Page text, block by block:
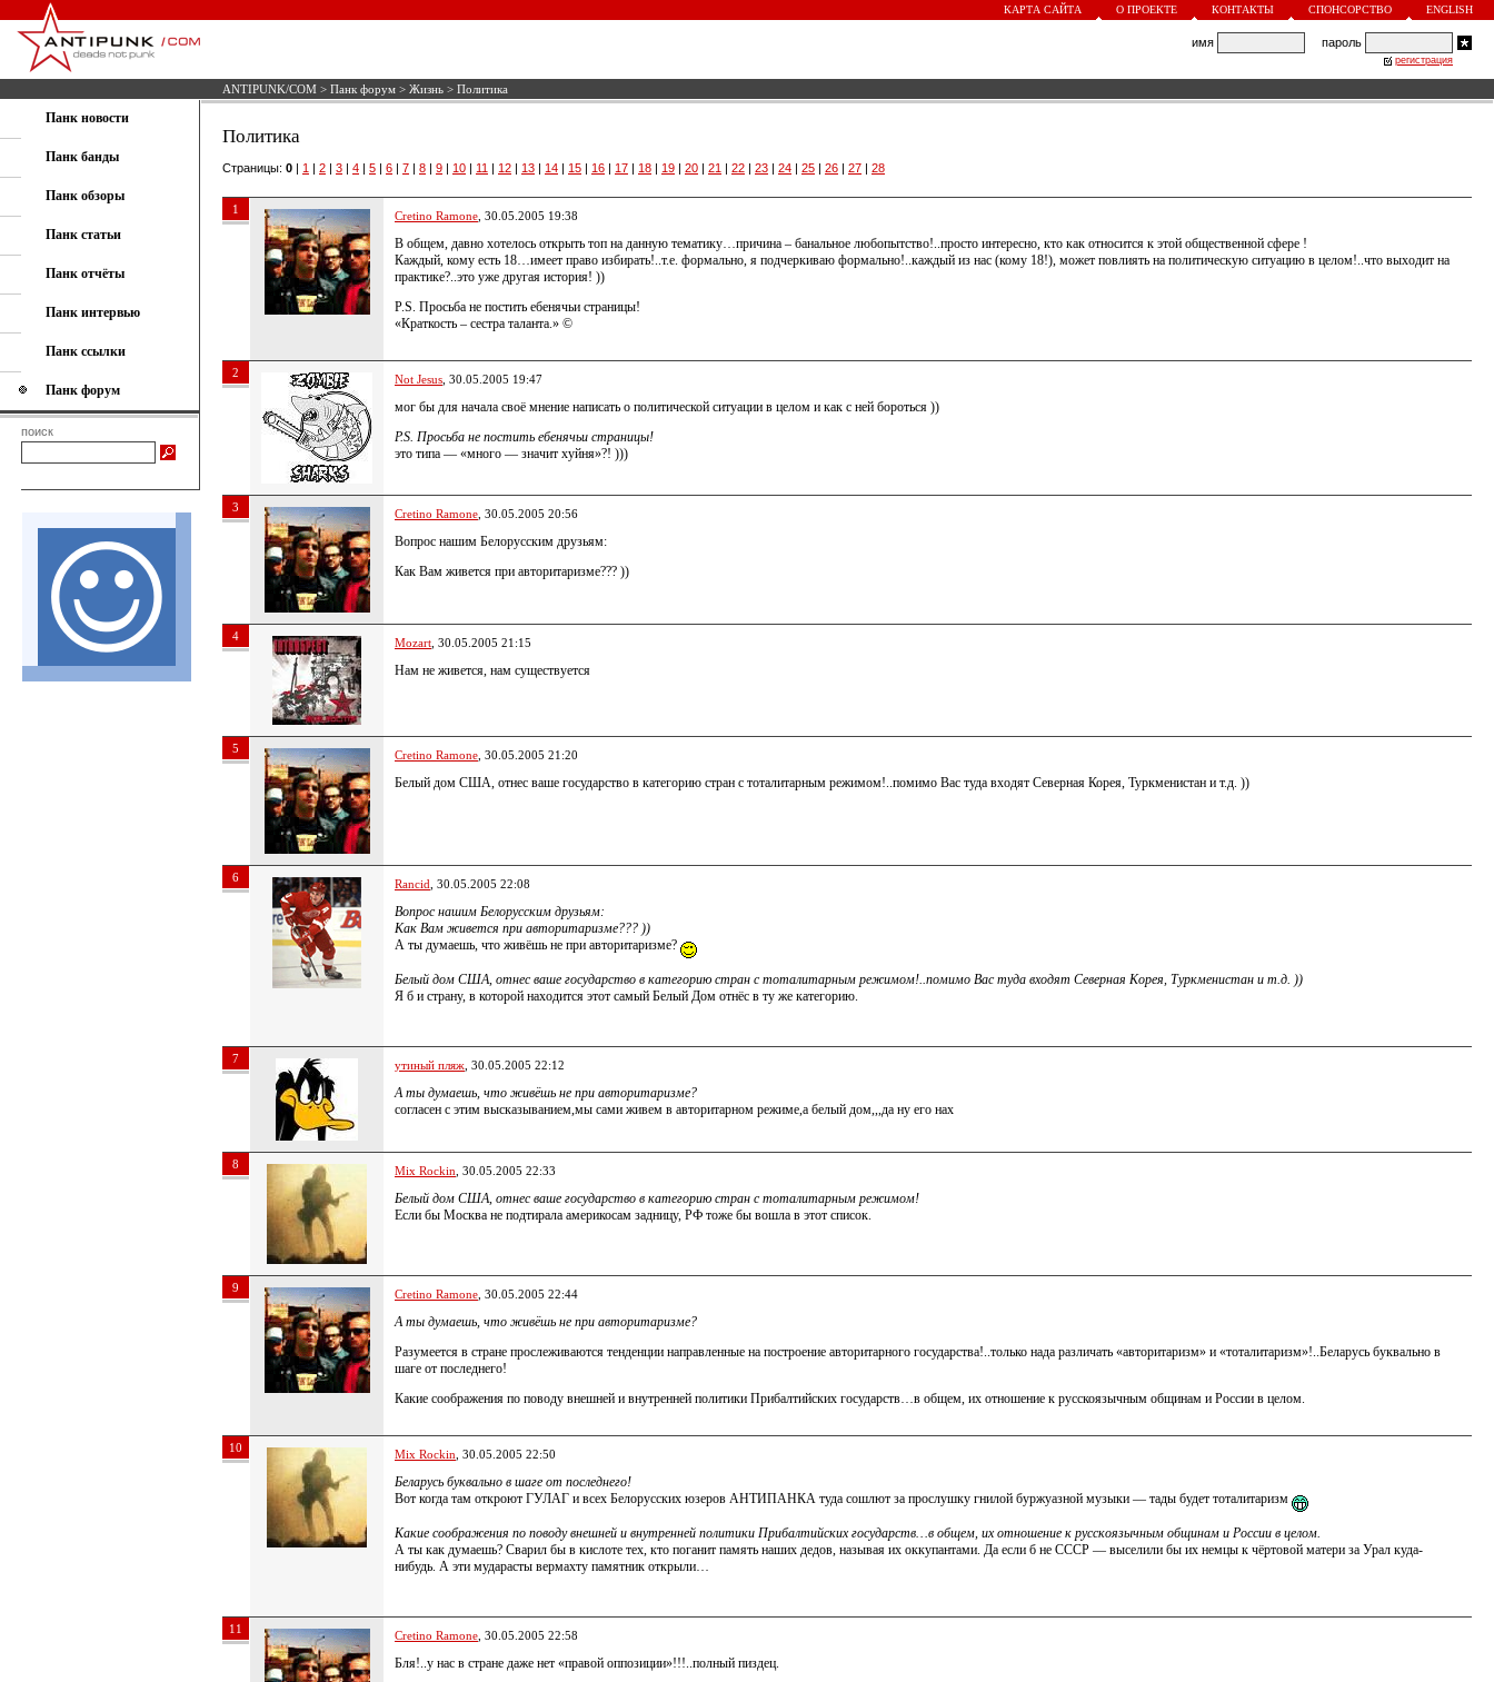
КАРТА САЙТА О ПРОЕКТЕ КОНТАКТЫ СПОНСОРСТВО ENGLISH
имя пароль
регистрация
ANTIPUNK/COM > Панк форум > Жизнь > Политика
Панк новости
Панк банды
Панк обзоры
Панк статьи
Панк отчёты
Панк интервью
Панк ссылки
Панк форум
поиск
Политика
Страницы: 0 | 1 | 2 | 3 | 4 | 5 | 6 | 7 | 8 | 9 | 10 | 11 | 12 | 13 | 14 | 15 | 16 | 17 | 18 | 19 | 20 | 21 | 22 | 23 | 24 | 25 | 26 | 27 | 28
1 Cretino Ramone , 30.05.2005 19:38
В общем, давно хотелось открыть топ на данную тематику…причина – банальное любопытство!..просто интересно, кто как относится к этой общественной сфере !
Каждый, кому есть 18…имеет право избирать!..т.е. формально, я подчеркиваю формально!..каждый из нас (кому 18!), может повлиять на политическую ситуацию в целом!..что выходит на
практике?..это уже другая история! ))
P.S. Просьба не постить ебенячьи страницы!
«Краткость – сестра таланта.» ©
2 Not Jesus , 30.05.2005 19:47
мог бы для начала своё мнение написать о политической ситуации в целом и как с ней бороться ))
P.S. Просьба не постить ебенячьи страницы!
это типа — «много — значит хуйня»?! )))
3 Cretino Ramone , 30.05.2005 20:56
Вопрос нашим Белорусским друзьям:
Как Вам живется при авторитаризме??? ))
4 Mozart , 30.05.2005 21:15
Нам не живется, нам существуется
5 Cretino Ramone , 30.05.2005 21:20
Белый дом США, отнес ваше государство в категорию стран с тоталитарным режимом!..помимо Вас туда входят Северная Корея, Туркменистан и т.д. ))
6 Rancid , 30.05.2005 22:08
Вопрос нашим Белорусским друзьям:
Как Вам живется при авторитаризме??? ))
А ты думаешь, что живёшь не при авторитаризме?
Белый дом США, отнес ваше государство в категорию стран с тоталитарным режимом!..помимо Вас туда входят Северная Корея, Туркменистан и т.д. ))
Я б и страну, в которой находится этот самый Белый Дом отнёс в ту же категорию.
7 утиный пляж , 30.05.2005 22:12
А ты думаешь, что живёшь не при авторитаризме?
согласен с этим высказыванием,мы сами живем в авторитарном режиме,а белый дом,,,да ну его нах
8 Mix Rockin , 30.05.2005 22:33
Белый дом США, отнес ваше государство в категорию стран с тоталитарным режимом!
Если бы Москва не подтирала америкосам задницу, РФ тоже бы вошла в этот список.
9 Cretino Ramone , 30.05.2005 22:44
А ты думаешь, что живёшь не при авторитаризме?
Разумеется в стране прослеживаются тенденции направленные на построение авторитарного государства!..только нада различать «авторитаризм» и «тоталитаризм»!..Беларусь буквально в
шаге от последнего!
Какие соображения по поводу внешней и внутренней политики Прибалтийских государств…в общем, их отношение к русскоязычным общинам и России в целом.
10 Mix Rockin , 30.05.2005 22:50
Беларусь буквально в шаге от последнего!
Вот когда там откроют ГУЛАГ и всех Белорусских юзеров АНТИПАНКА туда сошлют за прослушку гнилой буржуазной музыки — тады будет тоталитаризм
Какие соображения по поводу внешней и внутренней политики Прибалтийских государств…в общем, их отношение к русскоязычным общинам и России в целом.
А ты как думаешь? Сварил бы в кислоте тех, кто поганит память наших дедов, называя их оккупантами. Да если б не СССР — выселили бы их немцы к чёртовой матери за Урал куда-
нибудь. А эти мударасты вермахту памятник открыли…
11 Cretino Ramone , 30.05.2005 22:58
Бля!..у нас в стране даже нет «правой оппозиции»!!!..полный пиздец.